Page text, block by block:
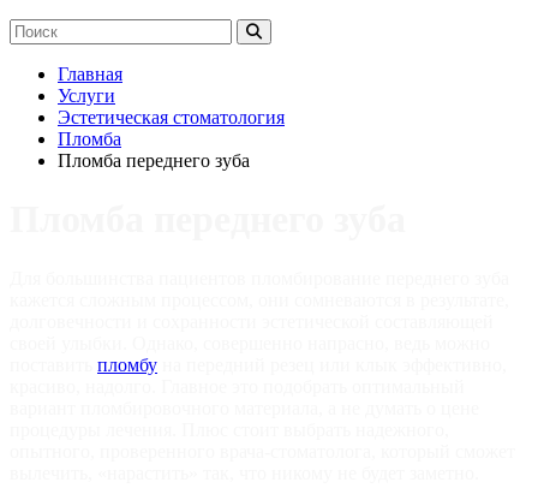
Главная
Услуги
Эстетическая стоматология
Пломба
Пломба переднего зуба
пломбу